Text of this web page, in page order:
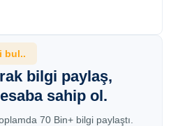
bul..
bilgi paylaş,
sahip ol.
70 Bin+ bilgi paylaştı.